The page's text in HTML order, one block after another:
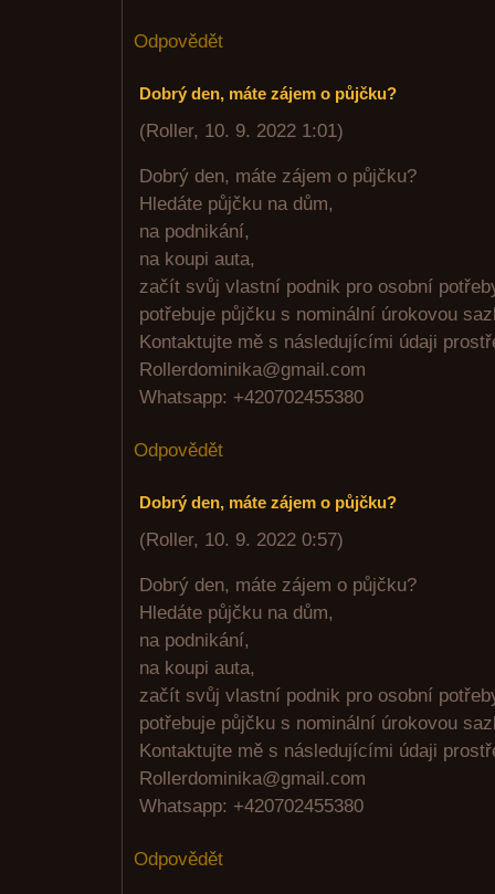
Odpovědět
Dobrý den, máte zájem o půjčku?
(Roller, 10. 9. 2022 1:01)
Dobrý den, máte zájem o půjčku?
Hledáte půjčku na dům,
na podnikání,
na koupi auta,
začít svůj vlastní podnik pro osobní
potřebuje půjčku s nominální úrokovou
Kontaktujte mě s následujícími údaji
Rollerdominika@gmail.com
Whatsapp: +420702455380
Odpovědět
Dobrý den, máte zájem o půjčku?
(Roller, 10. 9. 2022 0:57)
Dobrý den, máte zájem o půjčku?
Hledáte půjčku na dům,
na podnikání,
na koupi auta,
začít svůj vlastní podnik pro osobní
potřebuje půjčku s nominální úrokovou
Kontaktujte mě s následujícími údaji
Rollerdominika@gmail.com
Whatsapp: +420702455380
Odpovědět